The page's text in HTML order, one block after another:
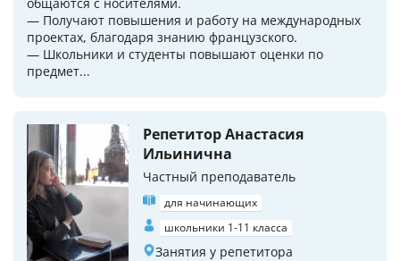
— Получают повышения и работу на международных
проектах, благодаря знанию французского.
— Школьники и студенты повышают оценки по
предмет...
Репетитор Анастасия
Ильинична
Частный преподаватель
для начинающих
школьники 1-11 класса
Занятия у репетитора